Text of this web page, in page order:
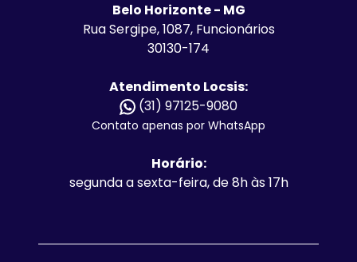
Belo Horizonte - MG
Rua Sergipe, 1087, Funcionários
30130-174
Atendimento Locsis:
(31) 97125-9080
Contato apenas por WhatsApp
Horário:
segunda a sexta-feira, de 8h às 17h